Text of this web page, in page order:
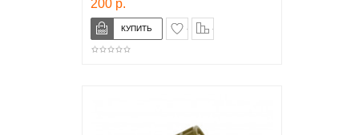
200 р.
в закладки